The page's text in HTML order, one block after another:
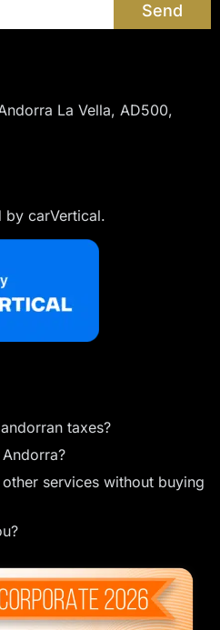
Send
La Vella, AD500,
by carVertical.
taxes?
services without buying